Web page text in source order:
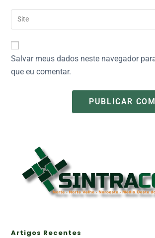
Salvar meus dados neste navegador
que eu comentar.
Artigos Recentes